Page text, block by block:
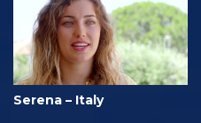
Serena – Italy